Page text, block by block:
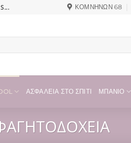
ΚΟΜΝΗΝΏΝ 68
ΑΣΦΆΛΕΙΑ ΣΤΟ ΣΠΊΤΙ ΜΠΆΝΙΟ